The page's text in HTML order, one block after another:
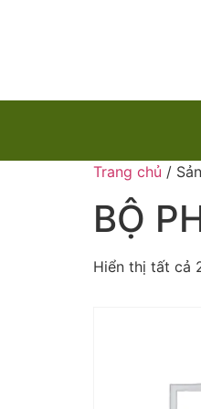
Trang chủ /
BỘ
Hiển thị tất cả